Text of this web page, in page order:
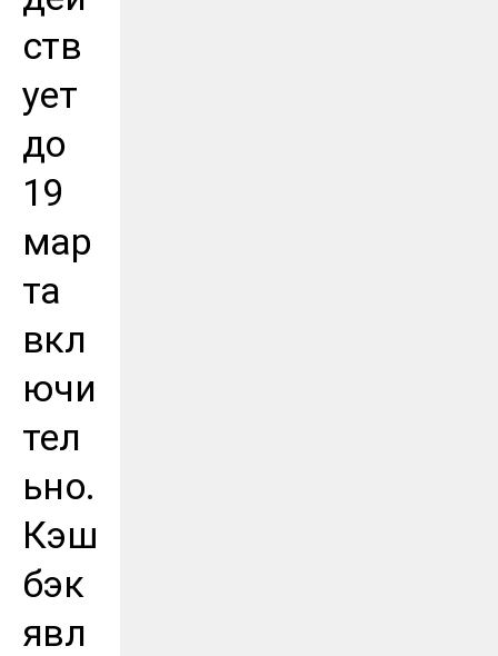
ств
ует
до
19
мар
та
вкл
ючи
тел
ьно.
Кэш
бэк
явл